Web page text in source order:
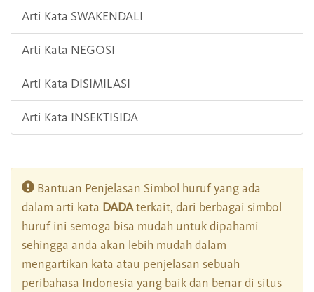
Arti Kata SWAKENDALI
Arti Kata NEGOSI
Arti Kata DISIMILASI
Arti Kata INSEKTISIDA
Bantuan Penjelasan Simbol huruf yang ada
dalam arti kata DADAterkait, dari berbagai simbol
huruf ini semoga bisa mudah untuk dipahami
sehingga anda akan lebih mudah dalam
mengartikan kata atau penjelasan sebuah
peribahasa Indonesia yang baik dan benar di situs